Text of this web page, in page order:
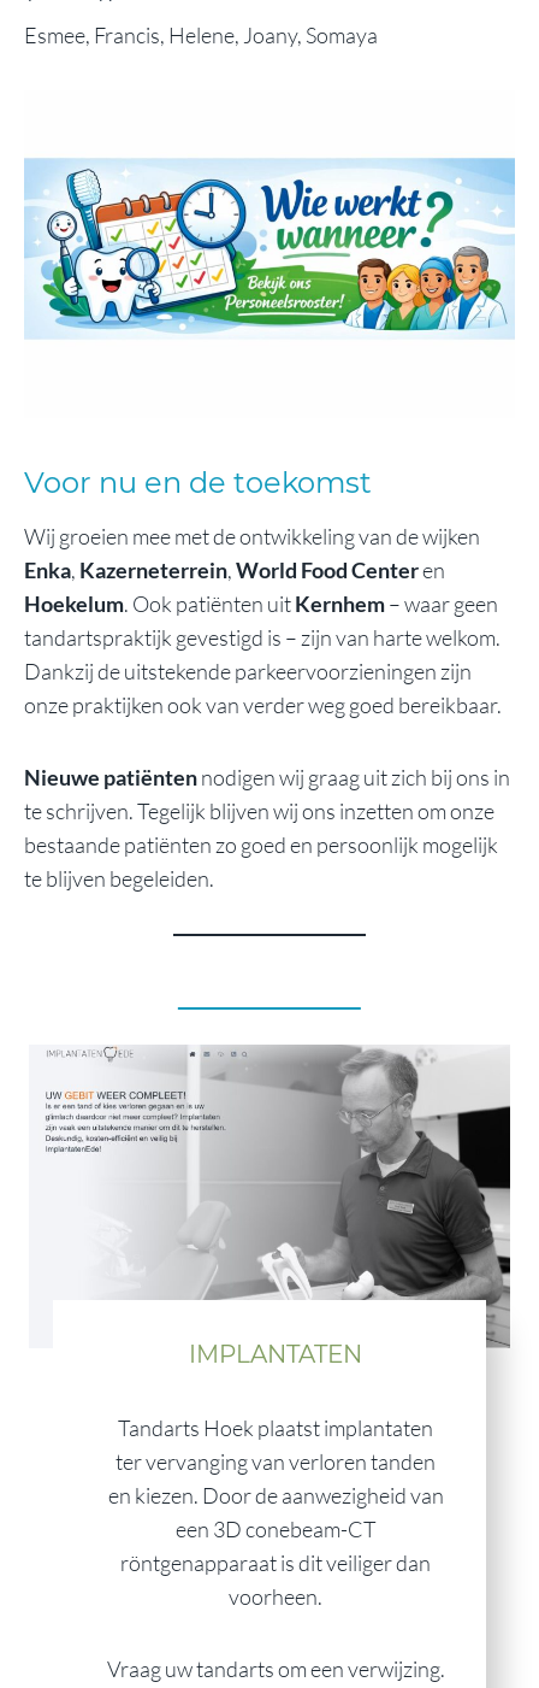
Esmee, Francis, Helene, Joany, Somaya
Voor nu en de toekomst
Wij groeien mee met de ontwikkeling van de wijken
Enka, Kazerneterrein,World Food Centeren
Hoekelum. Ook patiënten uitKernhem– waar geen
tandartspraktijk gevestigd is – zijn van harte welkom.
Dankzij de uitstekende parkeervoorzieningen zijn
onze praktijken ook van verder weg goed bereikbaar.
Nieuwe patiëntennodigen wij graag uit zich bij ons in
te schrijven. Tegelijk blijven wij ons inzetten om onze
bestaande patiënten zo goed en persoonlijk mogelijk
te blijven begeleiden.
IMPLANTATEN
Tandarts Hoek plaatst implantaten
ter vervanging van verloren tanden
en kiezen. Door de aanwezigheid van
een 3D conebeam-CT
röntgenapparaat is dit veiliger dan
voorheen.
Vraag uw tandarts om een verwijzing.